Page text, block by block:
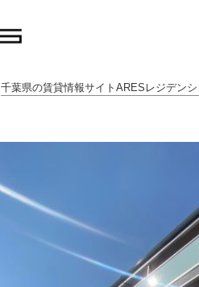
千葉県の賃貸情報サイトARESレジデン